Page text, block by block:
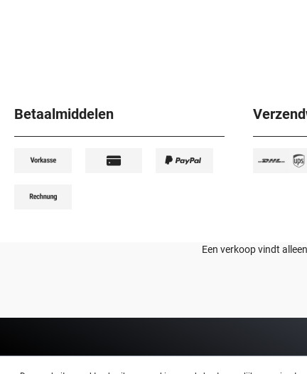
Betaalmiddelen
Een verkoop vindt